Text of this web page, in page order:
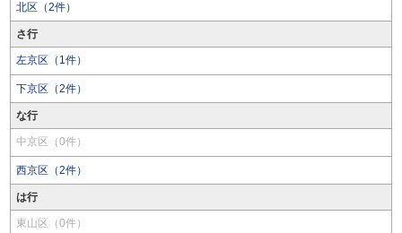
北区（2件）
さ行
左京区（1件）
下京区（2件）
な行
中京区（0件）
西京区（2件）
は行
東山区（0件）